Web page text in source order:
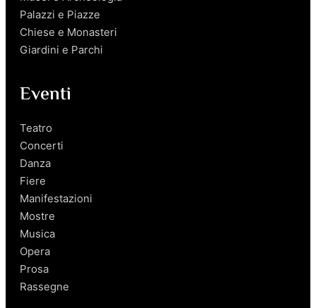
Palazzi e Piazze
Chiese e Monasteri
Giardini e Parchi
Eventi
Teatro
Concerti
Danza
Fiere
Manifestazioni
Mostre
Musica
Opera
Prosa
Rassegne